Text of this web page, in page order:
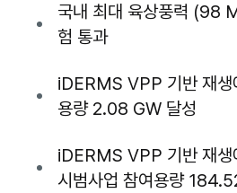
국내 최대 육상풍력 (98
험 통과
iDERMS VPP 기반 재생
용량 2.08 GW 달성
iDERMS VPP 기반 재생
시범사업 참여용량